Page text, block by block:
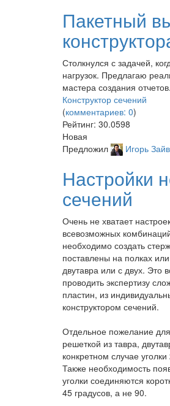
Пакетный
Столкнулся с задачей,
нагрузок. Предлагаю
мастера создания отчетов.
Конструктор сечений
(комментариев: 0)
Рейтинг: 30.0598
Новая
Предложил
Игорь
Настройки
сечений
Очень не хватает
всевозможных
необходимо создать
поставлены на полках
двутавра или с двух. Это
проводить экспертизу
пластин, из
конструктором сечений.
Отдельное пожелание
решеткой из тавра,
конкретном случае
Также необходимость
уголки соединяются
45 градусов, а не 90.